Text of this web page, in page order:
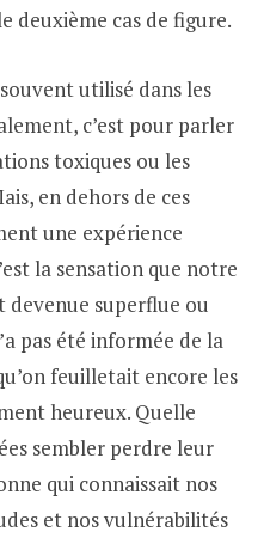
deuxième cas de figure.
utilisé dans les
c’est pour parler
toxiques ou les
en dehors de ces
une expérience
la sensation que notre
devenue superflue ou
pas été informée de la
feuilletait encore les
heureux. Quelle
sembler perdre leur
qui connaissait nos
et nos vulnérabilités